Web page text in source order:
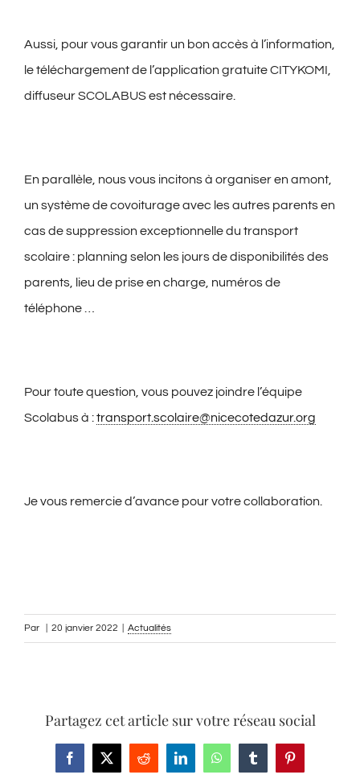
Aussi, pour vous garantir un bon accès à l’information,
le téléchargement de l’application gratuite CITYKOMI,
diffuseur SCOLABUS est nécessaire.
En parallèle, nous vous incitons à organiser en amont,
un système de covoiturage avec les autres parents en
cas de suppression exceptionnelle du transport
scolaire : planning selon les jours de disponibilités des
parents, lieu de prise en charge, numéros de
téléphone …
Pour toute question, vous pouvez joindre l’équipe
Scolabus à :transport.scolaire@nicecotedazur.org
Je vous remercie d’avance pour votre collaboration.
Par 20 janvier 2022 Actualités
Partagez cet article sur votre réseau social
Facebook
X Reddit LinkedInWhatsAppTumblrPinterest